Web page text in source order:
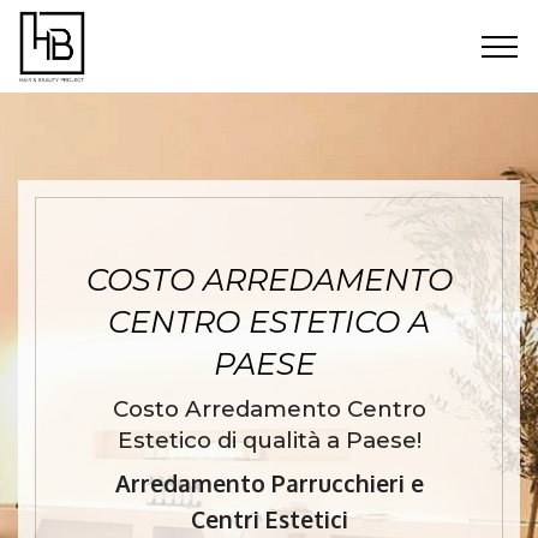
COSTO ARREDAMENTO
CENTRO ESTETICO A
PAESE
Costo Arredamento Centro
Estetico di qualità a Paese!
Arredamento Parrucchieri e
Centri Estetici